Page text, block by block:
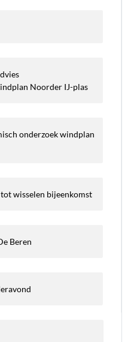
Noorder IJ-plas
onderzoek windplan
wisselen bijeenkomst
Beren